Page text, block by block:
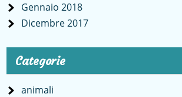
Gennaio 2018
Dicembre 2017
Categorie
animali